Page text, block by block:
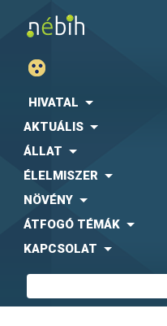
HIVATAL
AKTUÁLIS
ÁLLAT
ÉLELMISZER
NÖVÉNY
ÁTFOGÓ TÉMÁK
KAPCSOLAT